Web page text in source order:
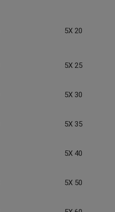
5X 20
5X 25
5X 30
5X 35
5X 40
5X 50